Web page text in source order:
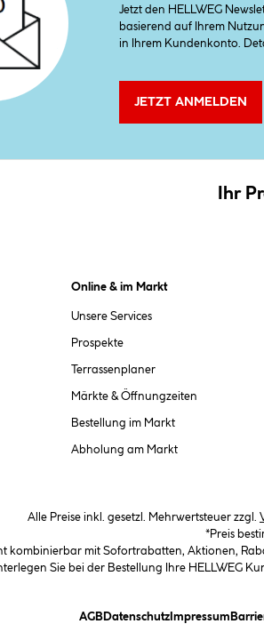
Jetzt den HELLWEG
basierend auf Ihrem
in Ihrem Kundenkonto.
JETZT ANMELDEN
Ihr
Online & im Markt
Unsere Services
Prospekte
Terrassenplaner
Märkte & Öffnungzeiten
Bestellung im Markt
Abholung am Markt
Alle Preise inkl. gesetzl. Mehrwertsteuer zzgl.
*Preis
kombinierbar mit Sofortrabatten, Aktionen,
Sie bei der Bestellung Ihre HELLWEG
AGB(öffnet ein Dialogfeld)
Datenschutz(öffnet ein
Impressum